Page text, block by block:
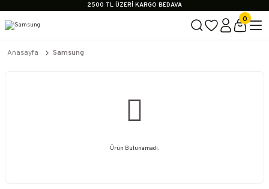
2500 TL ÜZERİ KARGO BEDAVA
0
Anasayfa Samsung
Ürün Bulunamadı.